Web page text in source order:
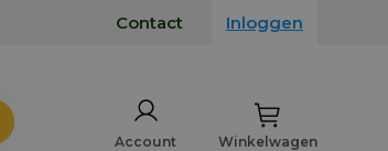
Contact Inloggen
Winkelwagen
Account